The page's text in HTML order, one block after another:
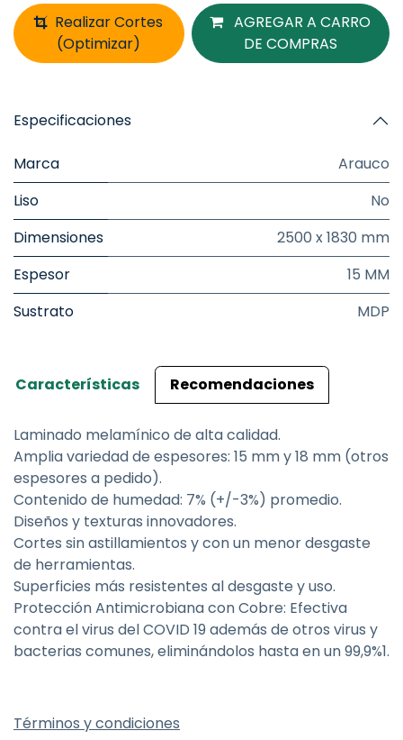
Realizar Cortes
(Optimizar)
AGREGAR A CARRO
DE COMPRAS
Especificaciones
Marca
Arauco
Liso
No
Dimensiones
2500 x 1830 mm
Espesor
15 MM
Sustrato
MDP
Características Recomendaciones
Laminado melamínico de alta calidad.
Amplia variedad de espesores: 15 mm y 18 mm (otros
espesores a pedido).
Contenido de humedad: 7% (+/-3%) promedio.
Diseños y texturas innovadores.
Cortes sin astillamientos y con un menor desgaste
de herramientas.
Superficies más resistentes al desgaste y uso.
Protección Antimicrobiana con Cobre: Efectiva
contra el virus del COVID 19 además de otros virus y
bacterias comunes, eliminándolos hasta en un 99,9%1.
Términos y condiciones